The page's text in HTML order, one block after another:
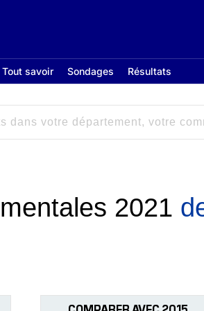
Tout savoir Sondages Résultats
2021